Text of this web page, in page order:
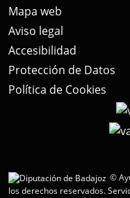
Mapa web
Aviso legal
Accesibilidad
Protección de Datos
Política de Cookies
©
los derechos reservados.